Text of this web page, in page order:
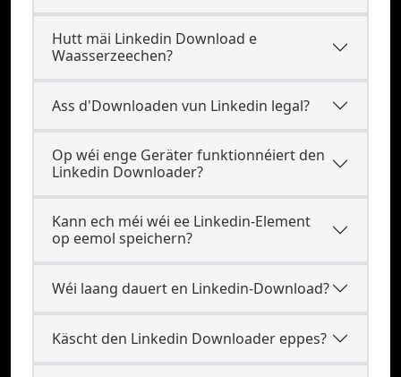
Hutt mäi Linkedin Download e
Waasserzeechen?
Ass d'Downloaden vun Linkedin legal?
Op wéi enge Geräter funktionnéiert den
Linkedin Downloader?
Kann ech méi wéi ee Linkedin-Element
op eemol speichern?
Wéi laang dauert en Linkedin-Download?
Käscht den Linkedin Downloader eppes?